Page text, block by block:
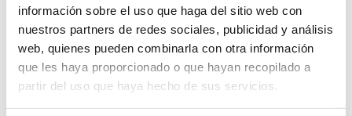
información sobre el uso que haga del sitio web con
nuestros partners de redes sociales, publicidad y análisis
web, quienes pueden combinarla con otra información
que les haya proporcionado o que hayan recopilado a
partir del uso que haya hecho de sus servicios.
¿Qué es el tacógrafo?
El tacógrafo es un dispositivo de